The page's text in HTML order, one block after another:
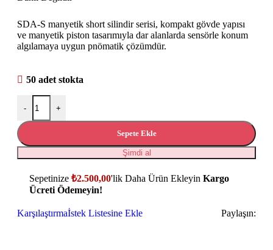
SDA-S manyetik short silindir serisi, kompakt gövde yapısı
ve manyetik piston tasarımıyla dar alanlarda sensörle konum
algılamaya uygun pnömatik çözümdür.
50 adet stokta
- +
Sepete Ekle
Şimdi al
Sepetinize ₺2.500,00'lik Daha Ürün Ekleyin Kargo
Ücreti Ödemeyin!
Karşılaştırmaİstek Listesine Ekle Paylaşın: